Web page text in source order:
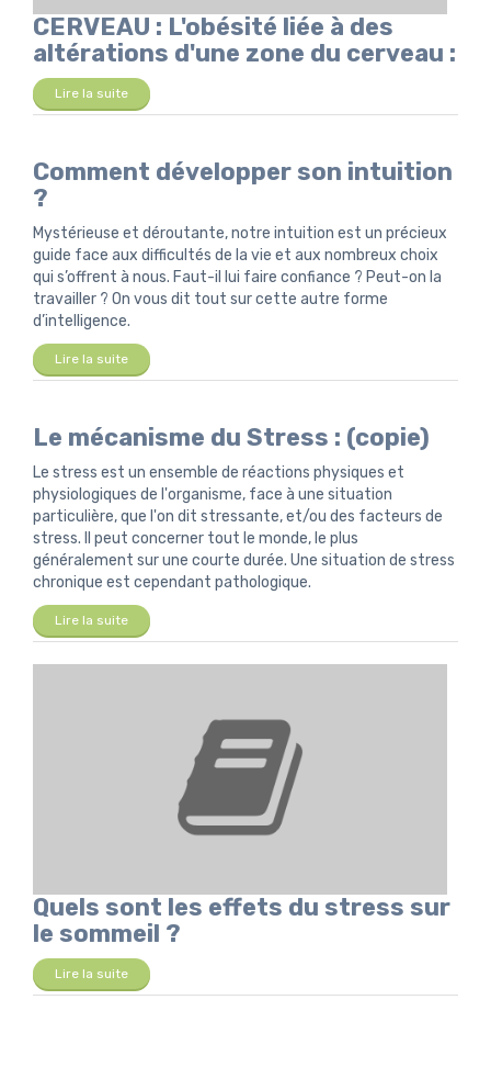
CERVEAU : L'obésité liée à des
altérations d'une zone du cerveau :
Lire la suite
Comment développer son intuition
?
Mystérieuse et déroutante, notre intuition est un précieux
guide face aux difficultés de la vie et aux nombreux choix
qui s’offrent à nous. Faut-il lui faire confiance ? Peut-on la
travailler ? On vous dit tout sur cette autre forme
d’intelligence.
Lire la suite
Le mécanisme du Stress : (copie)
Le stress est un ensemble de réactions physiques et
physiologiques de l'organisme, face à une situation
particulière, que l'on dit stressante, et/ou des facteurs de
stress. Il peut concerner tout le monde, le plus
généralement sur une courte durée. Une situation de stress
chronique est cependant pathologique.
Lire la suite
Quels sont les effets du stress sur
le sommeil ?
Lire la suite